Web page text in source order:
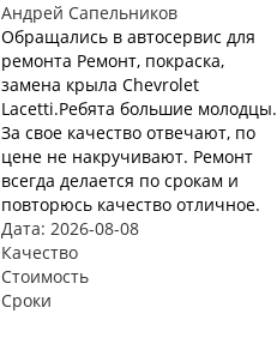
Андрей Сапельников
Обращались в автосервис для
ремонта Ремонт, покраска,
замена крыла Chevrolet
Lacetti.Ребята большие молодцы.
За свое качество отвечают, по
цене не накручивают. Ремонт
всегда делается по срокам и
повторюсь качество отличное.
Дата: 2026-08-08
Качество
Стоимость
Сроки